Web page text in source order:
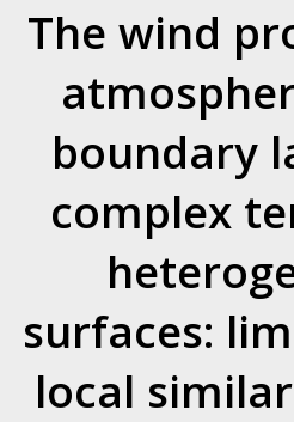
The wind
boundary
complex
surfaces:
local